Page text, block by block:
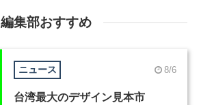
編集部おすすめ
ニュース 8/6
台湾最大のデザイン見本市